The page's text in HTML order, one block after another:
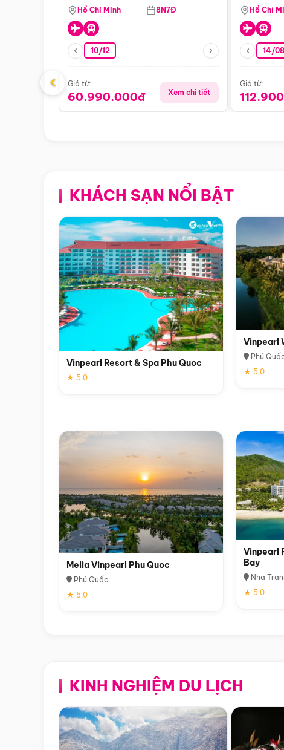
Pamukkale
Hồ Chí Minh 8N7Đ
10/12
Giá từ:
60.990.000đ Xem chi tiết
ThiênHồ Chí
14/08
Giá từ:
‹
KHÁCH SẠN NỔI BẬT
Vinpearl Resort & Spa Phu Quoc
★ 5.0
Vinpearl
Phú
★ 5.0
Melia Vinpearl Phu Quoc
Phú Quốc
★ 5.0
Vinpearl
Bay
Nha
★ 5.0
KINH NGHIỆM DU LỊCH